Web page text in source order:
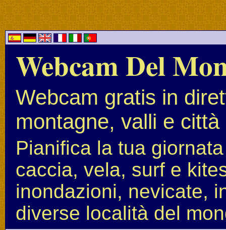
Webcam Del
Webcam gratis in
montagne, valli e città
Pianifica la tua
caccia, vela, surf e
inondazioni, nevicate,
diverse località del